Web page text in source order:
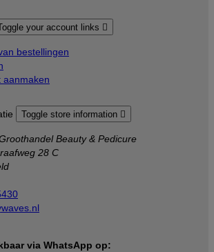
your account links 
bestellingen
aanmaken
Toggle store information 
Beauty & Pedicure
28 C
via WhatsApp op: